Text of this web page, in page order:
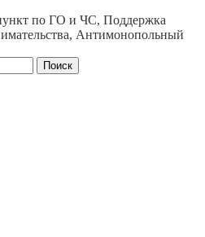
по ГО и ЧС, Поддержка
Антимонопольный